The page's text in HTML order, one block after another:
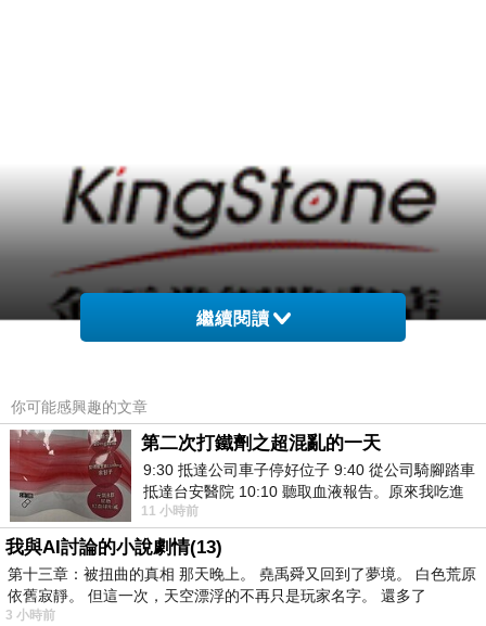
金石堂網路書店網站網址
http://www.kingstone.com.tw
金石堂,金石堂網路書店,金石堂書局門市,金石堂網路書店 in la,金石堂網
繼續閱讀
你可能感興趣的文章
第二次打鐵劑之超混亂的一天
9:30 抵達公司車子停好位子 9:40 從公司騎腳踏車
抵達台安醫院 10:10 聽取血液報告。原來我吃進
去的 B12 彌可保並非沒有吸收而是超
11 小時前
我與AI討論的小說劇情(13)
第十三章：被扭曲的真相 那天晚上。 堯禹舜又回到了夢境。 白色荒原
依舊寂靜。 但這一次，天空漂浮的不再只是玩家名字。 還多了
3 小時前